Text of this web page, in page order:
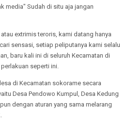
media" Sudah di situ aja jangan
extrimis teroris, kami datang hanya
sensasi, setiap peliputanya kami selalu
baru kali ini di seluruh Kecamatan di
seperti ini.
di Kecamatan sokorame secara
Desa Pendowo Kumpul, Desa Kedung
dengan aturan yang sama melarang